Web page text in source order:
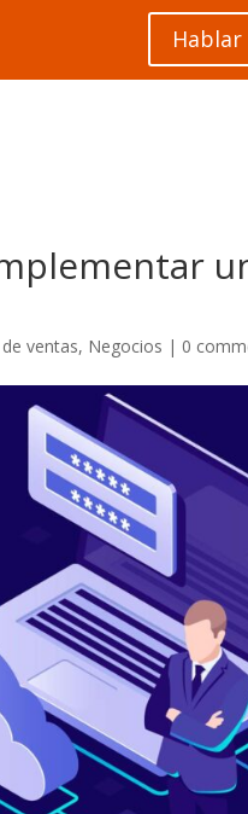
ventas, Negocios | 0